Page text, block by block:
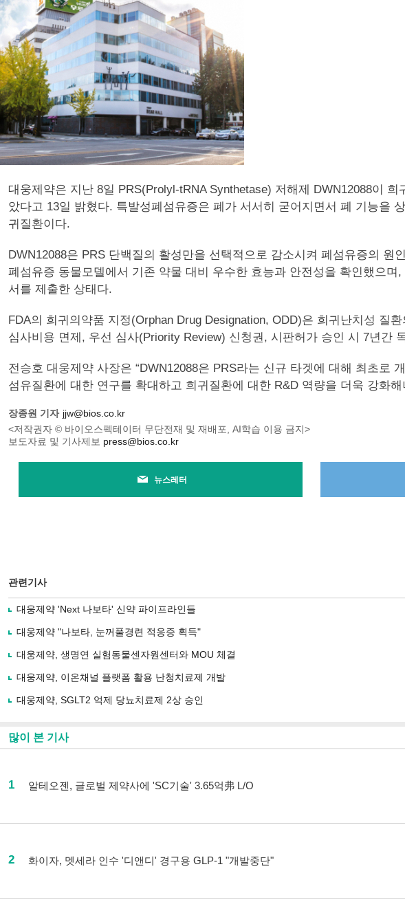
대웅제약은 지난 8일 PRS(Prolyl-tRNA Synthetase) 저해제 DWN12088이
았다고 13일 밝혔다. 특발성폐섬유증은 폐가 서서히 굳어지면서 폐 기능을
귀질환이다.
DWN12088은 PRS 단백질의 활성만을 선택적으로 감소시켜 폐섬유증의
폐섬유증 동물모델에서 기존 약물 대비 우수한 효능과 안전성을 확인했으
서를 제출한 상태다.
FDA의 희귀의약품 지정(Orphan Drug Designation, ODD)은 희귀난치성 질
심사비용 면제, 우선 심사(Priority Review) 신청권, 시판허가 승인 시 7년간
전승호 대웅제약 사장은 “DWN12088은 PRS라는 신규 타겟에 대해 최초
섬유질환에 대한 연구를 확대하고 희귀질환에 대한 R&D 역량을 더욱 강화
장종원 기자 jjw@bios.co.kr
<저작권자 © 바이오스펙테이터 무단전재 및 재배포, AI학습 이용 금지>
보도자료 및 기사제보 press@bios.co.kr
뉴스레터
관련기사
대웅제약 'Next 나보타' 신약 파이프라인들
대웅제약 "나보타, 눈꺼풀경련 적응증 획득"
대웅제약, 생명연 실험동물센자원센터와 MOU 체결
대웅제약, 이온채널 플랫폼 활용 난청치료제 개발
대웅제약, SGLT2 억제 당뇨치료제 2상 승인
많이 본 기사
1 알테오젠, 글로벌 제약사에 'SC기술' 3.65억弗 L/O
2 화이자, 멧세라 인수 '디앤디' 경구용 GLP-1 "개발중단"